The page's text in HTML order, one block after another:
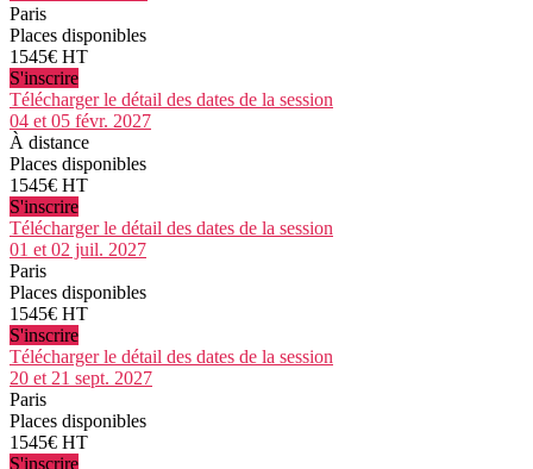
Paris
Places disponibles
1545€ HT
S'inscrire
Télécharger le détail des dates de la session
04 et 05 févr. 2027
À distance
Places disponibles
1545€ HT
S'inscrire
Télécharger le détail des dates de la session
01 et 02 juil. 2027
Paris
Places disponibles
1545€ HT
S'inscrire
Télécharger le détail des dates de la session
20 et 21 sept. 2027
Paris
Places disponibles
1545€ HT
S'inscrire